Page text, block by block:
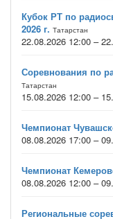
Кубок РТ по
2026 г. Татарстан
22.08.2026 12:00 –
Соревнования по
Татарстан
15.08.2026 12:00 –
Чемпионат
08.08.2026 17:00 –
Чемпионат
08.08.2026 12:00 –
Региональные